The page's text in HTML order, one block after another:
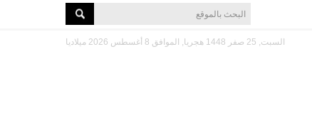
السبت, 25 صفر 1448 هجريا, الموافق 8 أغسطس 2026 ميلاديا